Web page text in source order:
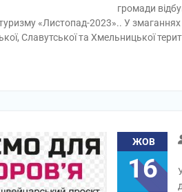
громади
туризму «Листопад-2023».. У
Славутської та Хмельницької
ЖОВ
16